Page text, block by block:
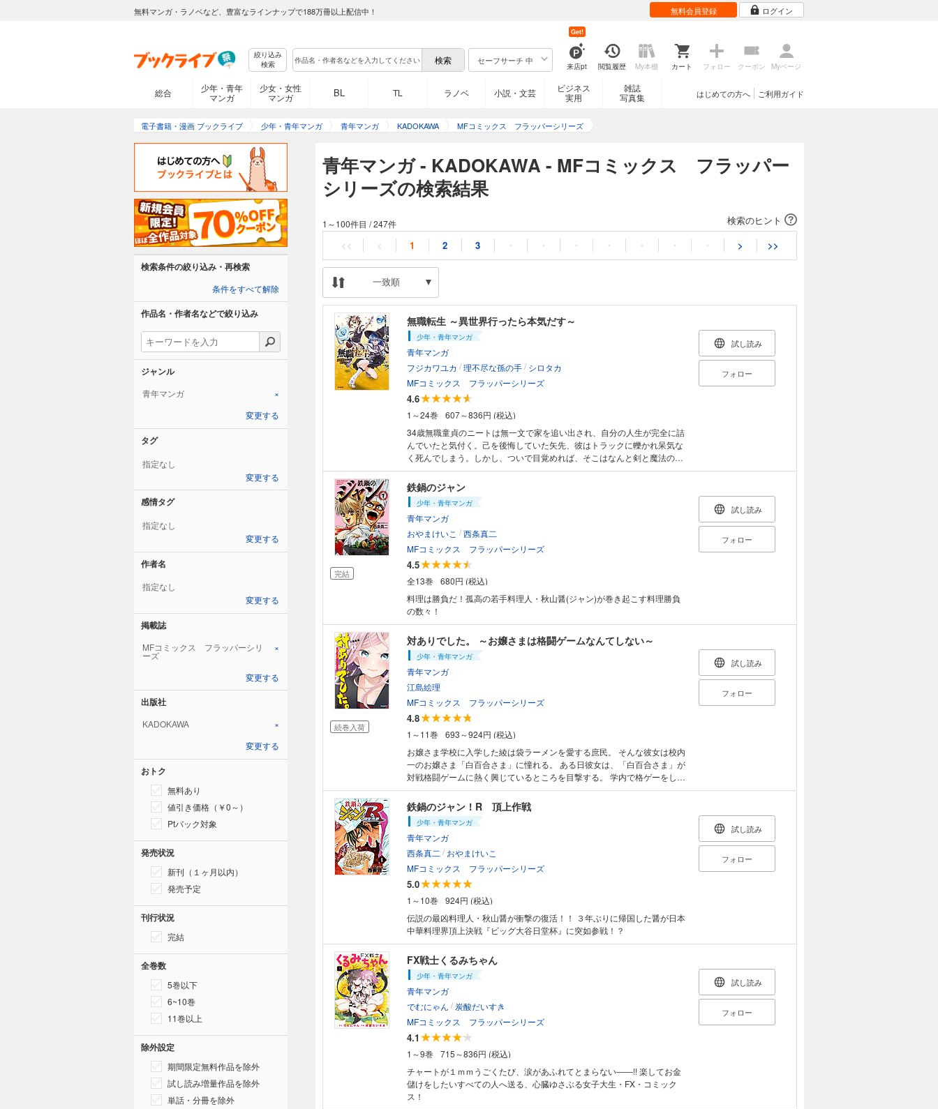
無料マンガ・ラノベなど、豊富なラインナップで188万冊以上配信中！ 無料会員登録 ログイン
絞り込み
検索
セーフサーチ 中
来店pt
Get!
閲覧履歴 My本棚 カート フォロー クーポン Myページ
総合
少年・青年
マンガ
少女・女性
マンガ
BL TL ラノベ 小説・文芸
ビジネス
実用
雑誌
写真集
ご利用ガイド
はじめての方へ
電子書籍・漫画 ブックライブ 少年・青年マンガ 青年マンガ KADOKAWA MFコミックス フラッパーシリーズ
青年マンガ - KADOKAWA - MFコミックス フラッパー
シリーズの検索結果
検索のヒント
1～100件目 /247件
<< < 1 2 3 ・ ・ ・ ・ ・ ・ ・ > >>
一致順
無職転生 ～異世界行ったら本気だす～
少年・青年マンガ
青年マンガ
フジカワユカ /理不尽な孫の手/ シロタカ
MFコミックス フラッパーシリーズ
4.6
1～24巻
607～836円 (税込)
34歳無職童貞のニートは無一文で家を追い出され、自分の人生が完全に詰
んでいたと気付く。己を後悔していた矢先、彼はトラックに轢かれ呆気な
く死んでしまう。しかし、ついで目覚めれば、そこはなんと剣と魔法の異
世界! ルーデウスと名付けられた赤ん坊として生まれ変わった彼は、「今
度こそ本気で生きて行くんだ……!」と後悔しない人生を送ると決意する。
前世の知識を活かし、魔術の才能を開花させた彼の新たな人生とは!? 前
世の知能を活かしたルーデウスは瞬く間に魔術の才能を開花させ、小さな
女の子の家庭教師をつけてもらうことに。さらにはエメラルドグリーンの
髪を持つ美しいクォーターエルフとの出会い。彼の新たな人生が動き始め
る。――憧れの人生やり直し型転生ファンタジーのコミカライズ、ここに
始動!
試し読み
フォロー
完結
鉄鍋のジャン
少年・青年マンガ
青年マンガ
おやまけいこ /西条真二
MFコミックス フラッパーシリーズ
4.5
全13巻
680円 (税込)
料理は勝負だ！孤高の若手料理人・秋山醤(ジャン)が巻き起こす料理勝負
の数々！
試し読み
フォロー
続巻入荷
対ありでした。 ～お嬢さまは格闘ゲームなんてしない～
少年・青年マンガ
青年マンガ
江島絵理
MFコミックス フラッパーシリーズ
4.8
1～11巻
693～924円 (税込)
お嬢さま学校に入学した綾は袋ラーメンを愛する庶民。 そんな彼女は校内
一のお嬢さま「白百合さま」に憧れる。 ある日彼女は、「白百合さま」が
対戦格闘ゲームに熱く興じているところを目撃する。 学内で格ゲーをして
いることを口止めされた綾だったが、格ゲー特有のタコで経験者だとバレ
てしまう。 「白百合さま」は綾との対戦を望むのであった。 お嬢さまた
ちの熱き格ゲーの幕開け！
試し読み
フォロー
鉄鍋のジャン！R 頂上作戦
少年・青年マンガ
青年マンガ
西条真二 / おやまけいこ
MFコミックス フラッパーシリーズ
5.0
1～10巻
924円 (税込)
伝説の最凶料理人・秋山醤が衝撃の復活！！ ３年ぶりに帰国した醤が日本
中華料理界頂上決戦『ビッグ大谷日堂杯』に突如参戦！？
試し読み
フォロー
FX戦士くるみちゃん
少年・青年マンガ
青年マンガ
でむにゃん / 炭酸だいすき
MFコミックス フラッパーシリーズ
4.1
1～9巻
715～836円 (税込)
チャートが１ｍｍうごくたび、涙があふれてとまらない――!! 楽してお金
儲けをしたいすべての人へ送る、心臓ゆさぶる女子大生・FX・コミック
ス！
試し読み
フォロー
検索条件の絞り込み・再検索
条件をすべて解除
作品名・作者名などで絞り込み
ジャンル
青年マンガ ×
変更する
タグ
指定なし
変更する
感情タグ
指定なし
変更する
作者名
指定なし
変更する
掲載誌
MFコミックス フラッパーシリ
ーズ
×
変更する
出版社
KADOKAWA ×
変更する
おトク
無料あり
値引き価格（￥0～）
Ptバック対象
発売状況
新刊（１ヶ月以内）
発売予定
刊行状況
完結
全巻数
5巻以下
6~10巻
11巻以上
除外設定
期間限定無料作品を除外
試し読み増量作品を除外
単話・分冊を除外